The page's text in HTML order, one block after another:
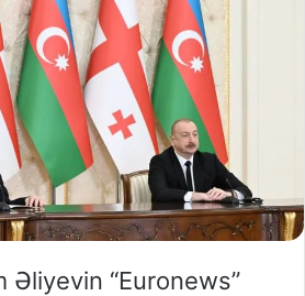
Əliyevin “Euronews”